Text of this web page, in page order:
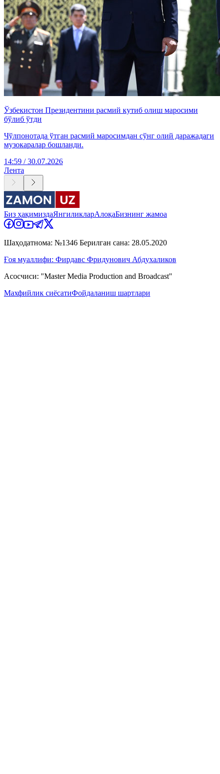
Ўзбекистон Президентини расмий кутиб олиш маросими
бўлиб ўтди
Чўлпонотада ўтган расмий маросимдан сўнг олий даражадаги
музокаралар бошланди.
14:59 / 30.07.2026
Лента
Биз ҳақимиздаЯнгиликларАлоқаБизнинг жамоа
Шаҳодатнома: №1346 Берилган сана: 28.05.2020
Ғоя муаллифи: Фирдавс Фридунович Абдухаликов
Асосчиси: "Master Media Production and Broadcast"
Махфийлик сиёсатиФойдаланиш шартлари